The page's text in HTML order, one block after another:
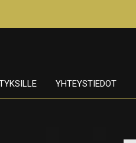
YHTEYSTIEDOT